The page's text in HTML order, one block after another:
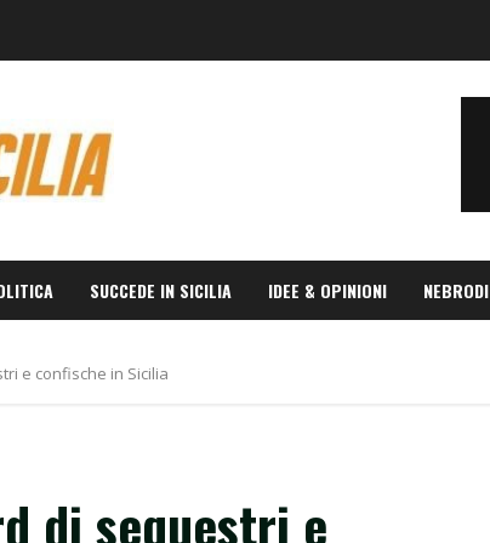
SUCCEDE IN SICILIA IDEE & OPINIONI NEBRODI
e confische in Sicilia
di sequestri e